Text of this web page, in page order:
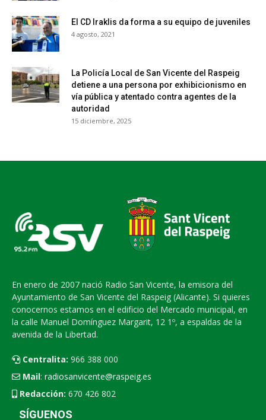
El CD Iraklis da forma a su equipo de juveniles
4 agosto, 2021
La Policía Local de San Vicente del Raspeig
detiene a una persona por exhibicionismo en
vía pública y atentado contra agentes de la
autoridad
15 diciembre, 2025
En enero de 2007 nació Radio San Vicente, la emisora del
Ayuntamiento de San Vicente del Raspeig (Alicante). Si quieres
conocernos estamos en el edificio del Mercado municipal, en
la calle Manuel Domínguez Margarit, 12 1º, a espaldas de la
avenida de la Libertad.
Centralita: 966 388 000
Mail: radiosanvicente@raspeig.es
Redacción: 670 426 802
SÍGUENOS